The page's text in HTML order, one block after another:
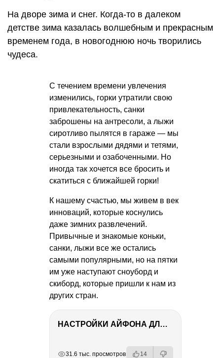
На дворе зима и снег. Когда-то в далеком
детстве зима казалась волшебным и прекрасным
временем года, в новогоднюю ночь творились
чудеса.
С течением времени увлечения
изменились, горки утратили свою
привлекательность, санки
заброшены на антресоли, а лыжи
сиротливо пылятся в гараже — мы
стали взрослыми дядями и тетями,
серьезными и озабоченными. Но
иногда так хочется все бросить и
скатиться с ближайшей горки!
К нашему счастью, мы живем в век
инноваций, которые коснулись
даже зимних развлечений.
Привычные и знакомые коньки,
санки, лыжи все же остались
самыми популярными, но на пятки
им уже наступают сноуборд и
скиборд, которые пришли к нам из
других стран.
НАСТРОЙКИ АЙФОНА ДЛЯ ФОТО И ВИДЕО
31.6 тыс. просмотров 14